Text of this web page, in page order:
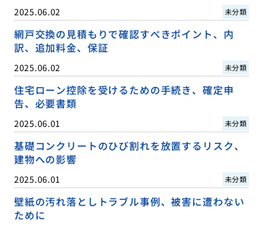
2025.06.02 未分類
網戸交換の見積もりで確認すべきポイント、内
訳、追加料金、保証
2025.06.02 未分類
住宅ローン控除を受けるための手続き、確定申
告、必要書類
2025.06.01 未分類
基礎コンクリートのひび割れを放置するリスク、
建物への影響
2025.06.01 未分類
壁紙の汚れ落としトラブル事例、被害に遭わない
ために